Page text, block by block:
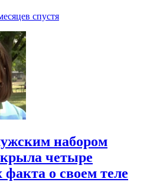
спустя
набором
четыре
о своем теле